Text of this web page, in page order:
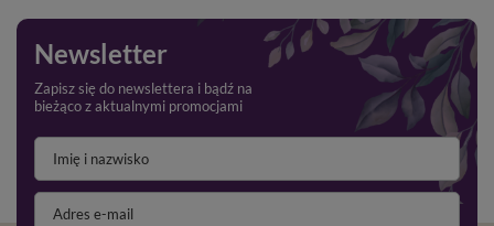
Newsletter
Zapisz się do newslettera i bądź na
bieżąco z aktualnymi promocjami